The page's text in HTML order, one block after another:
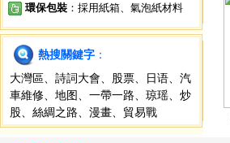
環保包裝 ：採用紙箱、氣泡紙材料
熱搜關鍵字 ：
大灣區
詩詞大會 股票 日语
汽
車維修
地图 一帶一路 琼瑶
炒
股
絲綢之路 漫畫 貿易戰